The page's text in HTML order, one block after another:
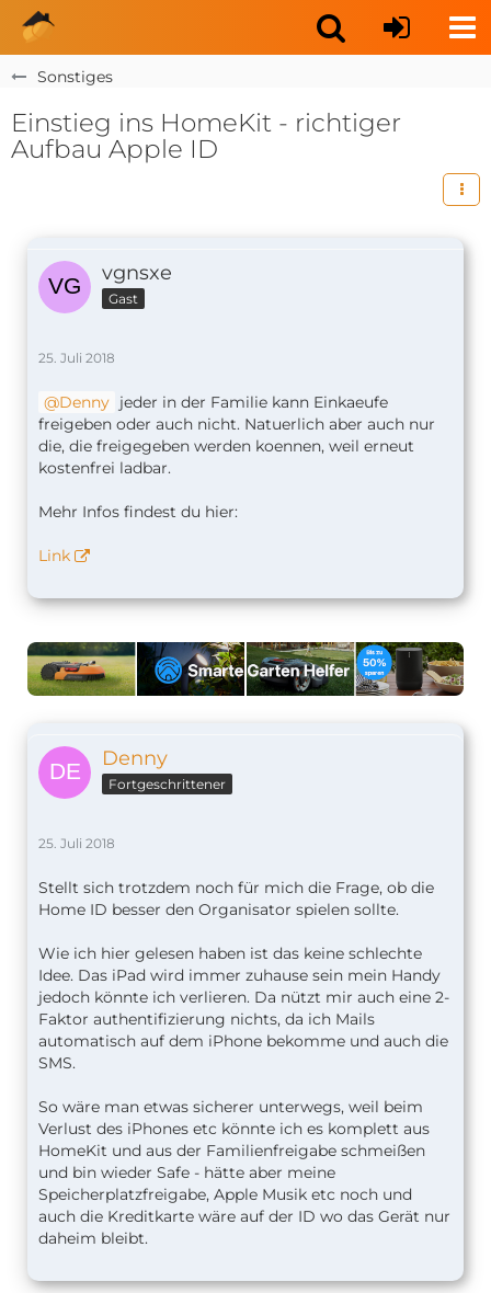
Sonstiges
Einstieg ins HomeKit - richtiger
Aufbau Apple ID
vgnsxe
Gast
25. Juli 2018
Denny jeder in der Familie kann Einkaeufe
freigeben oder auch nicht. Natuerlich aber auch nur
die, die freigegeben werden koennen, weil erneut
kostenfrei ladbar.
Mehr Infos findest du hier:
Link
Denny
Fortgeschrittener
25. Juli 2018
Stellt sich trotzdem noch für mich die Frage, ob die
Home ID besser den Organisator spielen sollte.
Wie ich hier gelesen haben ist das keine schlechte
Idee. Das iPad wird immer zuhause sein mein Handy
jedoch könnte ich verlieren. Da nützt mir auch eine 2-
Faktor authentifizierung nichts, da ich Mails
automatisch auf dem iPhone bekomme und auch die
SMS.
So wäre man etwas sicherer unterwegs, weil beim
Verlust des iPhones etc könnte ich es komplett aus
HomeKit und aus der Familienfreigabe schmeißen
und bin wieder Safe - hätte aber meine
Speicherplatzfreigabe, Apple Musik etc noch und
auch die Kreditkarte wäre auf der ID wo das Gerät nur
daheim bleibt.